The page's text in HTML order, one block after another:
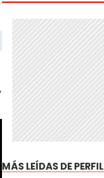
,
MÁS LEÍDAS DE PERFIL